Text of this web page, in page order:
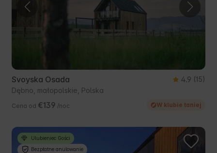
Svoyska Osada 4.9 (15)
Dębno, małopolskie, Polska
Cena od €139 /noc W klubie taniej
Ulubieniec Gości
Bezpłatne anulowanie